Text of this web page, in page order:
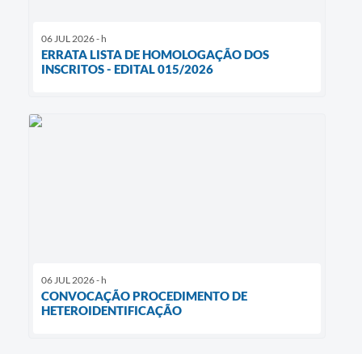
06 JUL 2026 - h
ERRATA LISTA DE HOMOLOGAÇÃO DOS
INSCRITOS - EDITAL 015/2026
06 JUL 2026 - h
CONVOCAÇÃO PROCEDIMENTO DE
HETEROIDENTIFICAÇÃO